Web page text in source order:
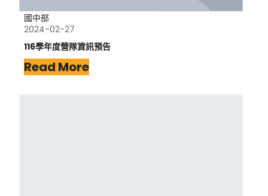
國中部
2024-02-27
116學年度營隊資訊預告
Read More